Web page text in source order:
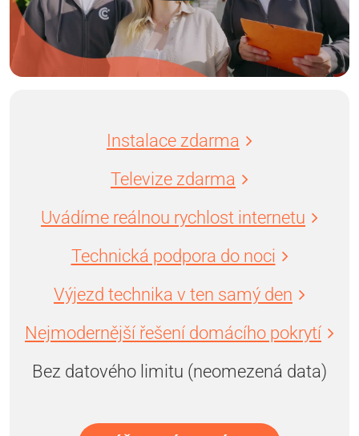
Instalace zdarma
Televize zdarma
Uvádíme reálnou rychlost internetu
Technická podpora do noci
Výjezd technika v ten samý den
Nejmodernější řešení domácího pokrytí
Bez datového limitu (neomezená data)